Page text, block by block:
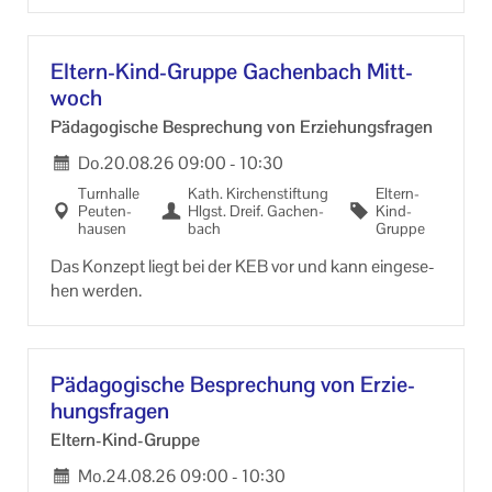
Eltern-​Kind-Gruppe Ga­chen­bach Mitt­
woch
Päd­ago­gi­sche Be­spre­chung von Er­zie­hungs­fra­gen
Do.20.08.2609:00- 10:30
Turn­hal­le
Peu­ten­
hau­sen
Kath. Kir­chen­stif­tung
Hlgst. Dreif. Ga­chen­
bach
Eltern-​
Kind-
Gruppe
Das Kon­zept liegt bei der KEB vor und kann ein­ge­se­
hen wer­den.
Päd­ago­gi­sche Be­spre­chung von Er­zie­
hungs­fra­gen
Eltern-​Kind-Gruppe
Mo.24.08.2609:00- 10:30